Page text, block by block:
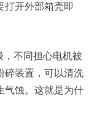
打开外部箱壳即
不同担心电机被
碎装置，可以清洗
气蚀。这就是为什